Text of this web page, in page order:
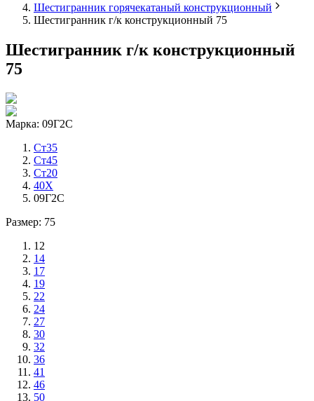
Шестигранник горячекатаный конструкционный
Шестигранник г/к конструкционный 75
Шестигранник г/к конструкционный
75
Марка: 09Г2С
Ст35
Ст45
Ст20
40Х
09Г2С
Размер: 75
12
14
17
19
22
24
27
30
32
36
41
46
50